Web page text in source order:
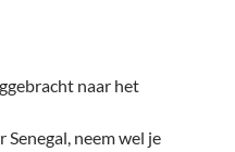
naar het
neem wel je